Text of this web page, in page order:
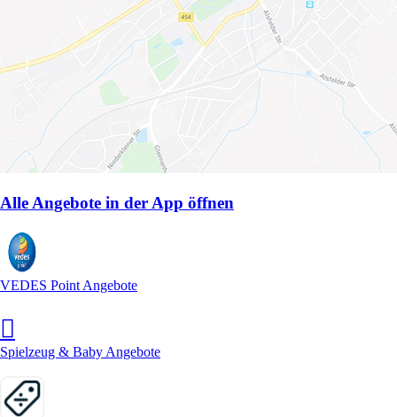
Alle Angebote in der App öffnen
VEDES Point Angebote
Spielzeug & Baby Angebote